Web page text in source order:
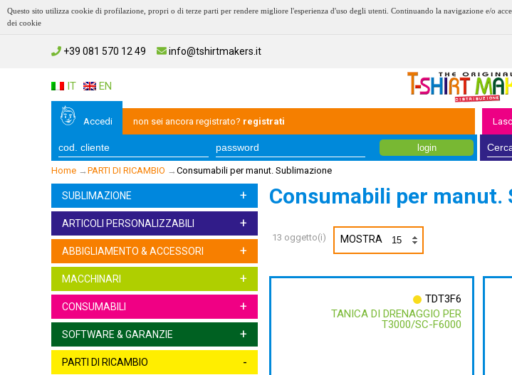
Questo sito utilizza cookie di profilazione, propri o di terze parti per rendere migliore l'esperienza d'uso degli utenti. Continuando la navigazione e/o
dei cookie
+39 081 570 12 49 info@tshirtmakers.it
IT EN
Accedi non sei ancora registrato? registrati
login
Home → PARTI DI RICAMBIO → Consumabili per manut. Sublimazione
SUBLIMAZIONE +
ARTICOLI PERSONALIZZABILI +
ABBIGLIAMENTO & ACCESSORI +
MACCHINARI +
CONSUMABILI +
SOFTWARE & GARANZIE +
PARTI DI RICAMBIO -
Consumabili per manut.
13 oggetto(i) MOSTRA
TDT3F6
TANICA DI DRENAGGIO PER
T3000/SC-F6000